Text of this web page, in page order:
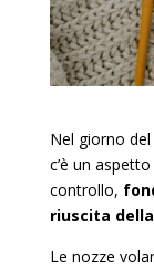
Nel giorno
c’è un
controllo,
riuscita
Le nozze